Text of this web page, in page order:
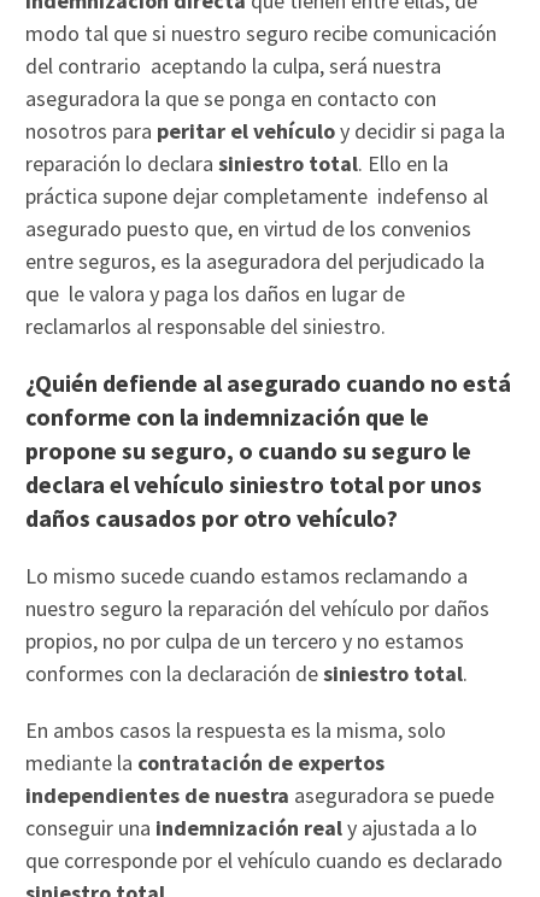
modo tal que si nuestro seguro recibe comunicación
del contrario aceptando la culpa, será nuestra
aseguradora la que se ponga en contacto con
nosotros para peritar el vehículoy decidir si paga la
reparación lo declarasiniestro total. Ello en la
práctica supone dejar completamente indefenso al
asegurado puesto que, en virtud de los convenios
entre seguros, es la aseguradora del perjudicado la
que le valora y paga los daños en lugar de
reclamarlos al responsable del siniestro.
¿Quién defiende al asegurado cuando no está
conforme con la indemnización que le
propone su seguro, o cuando su seguro le
declara el vehículo siniestro total por unos
daños causados por otro vehículo?
Lo mismo sucede cuando estamos reclamando a
nuestro seguro la reparación del vehículo por daños
propios, no por culpa de un tercero y no estamos
conformes con la declaración desiniestro total.
En ambos casos la respuesta es la misma, solo
mediante la contratación de expertos
independientes de nuestra aseguradora se puede
conseguir una indemnización realy ajustada a lo
que corresponde por el vehículo cuando es declarado